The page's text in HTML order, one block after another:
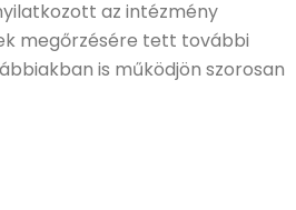
az intézmény
megőrzésére tett további
is működjön szorosan